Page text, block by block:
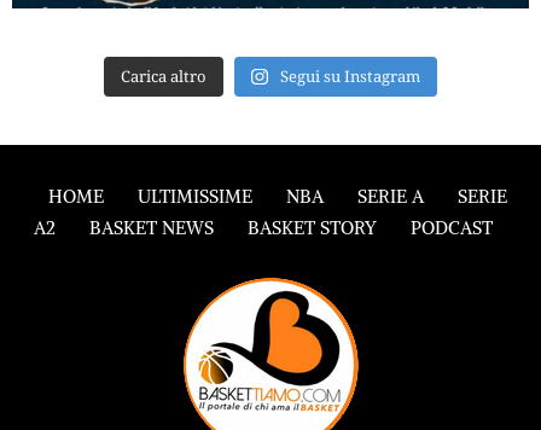
Carica altro Segui su Instagram
HOME ULTIMISSIME NBA SERIE A
SERIE
A2
BASKET NEWS BASKET STORY PODCAST